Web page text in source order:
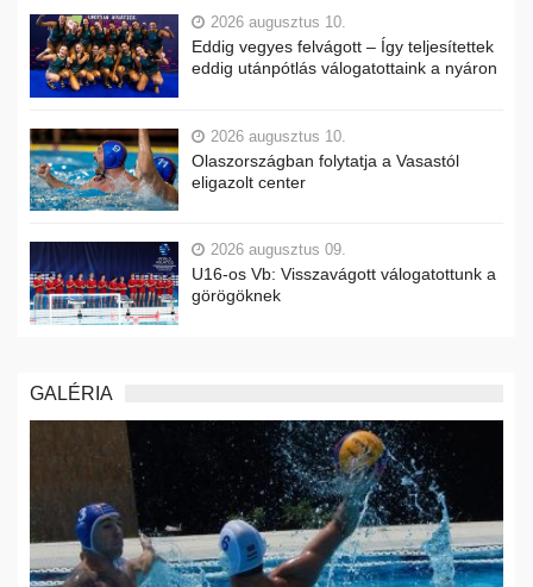
2026 augusztus 10.
Eddig vegyes felvágott – Így teljesítettek
eddig utánpótlás válogatottaink a nyáron
2026 augusztus 10.
Olaszországban folytatja a Vasastól
eligazolt center
2026 augusztus 09.
U16-os Vb: Visszavágott válogatottunk a
görögöknek
GALÉRIA